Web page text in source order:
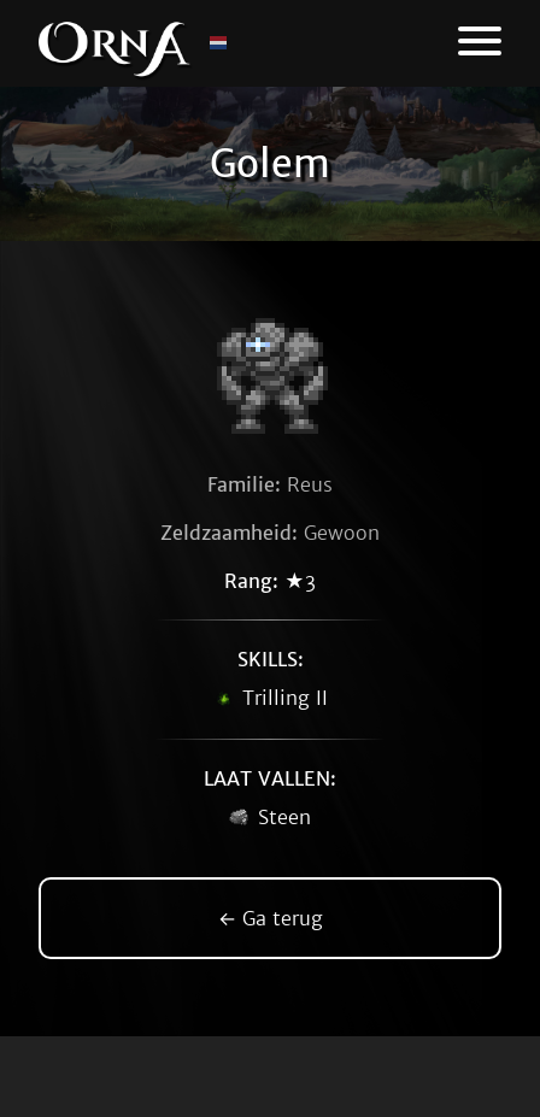
Golem
Familie: Reus
Zeldzaamheid: Gewoon
Rang: ★3
SKILLS:
Trilling II
LAAT VALLEN:
Steen
← Ga terug